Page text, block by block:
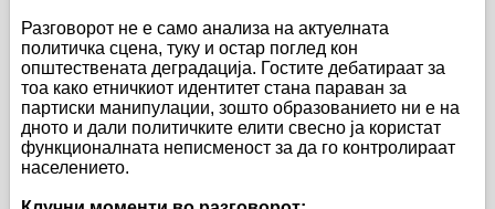
Разговорот не е само анализа на актуелната
политичка сцена, туку и остар поглед кон
општествената деградација. Гостите дебатираат за
тоа како етничкиот идентитет стана параван за
партиски манипулации, зошто образованието ни е на
дното и дали политичките елити свесно ја користат
функционалната неписменост за да го контролираат
населението.